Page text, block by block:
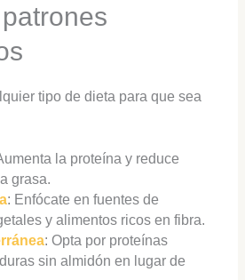
tipo de dieta para que sea
la proteína y reduce
grasa.
: Enfócate en fuentes de
y alimentos ricos en fibra.
: Opta por proteínas
sin almidón en lugar de